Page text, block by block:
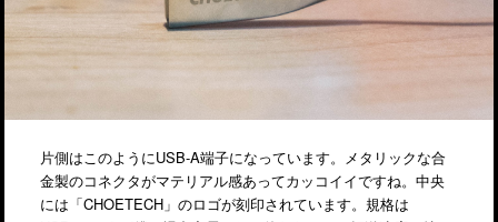
片側はこのようにUSB-A端子になっています。メタリックな合
金製のコネクタがマテリアル感あってカッコイイですね。中央
には「CHOETECH」のロゴが刻印されています。規格は